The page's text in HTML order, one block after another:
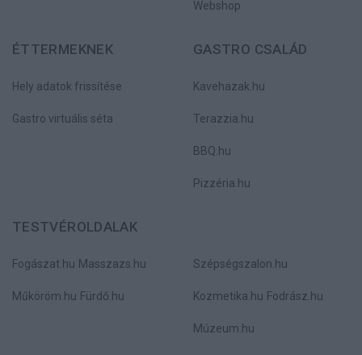
Webshop
ÉTTERMEKNEK
Hely adatok frissítése
Gastro virtuális séta
GASTRO CSALÁD
Kavehazak.hu
Terazzia.hu
BBQ.hu
Pizzéria.hu
TESTVÉROLDALAK
Fogászat.hu Masszazs.hu
Műköröm.hu Fürdő.hu
Szépségszalon.hu
Kozmetika.hu Fodrász.hu
Múzeum.hu